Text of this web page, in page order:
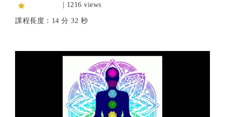
| 1216 views
課程長度：14 分 32 秒